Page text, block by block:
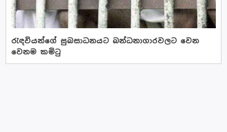
රැඳවියන්ගේ සුබසාධනයට බන්ධනාගාරවලට වෙන
වෙනම කමිටු